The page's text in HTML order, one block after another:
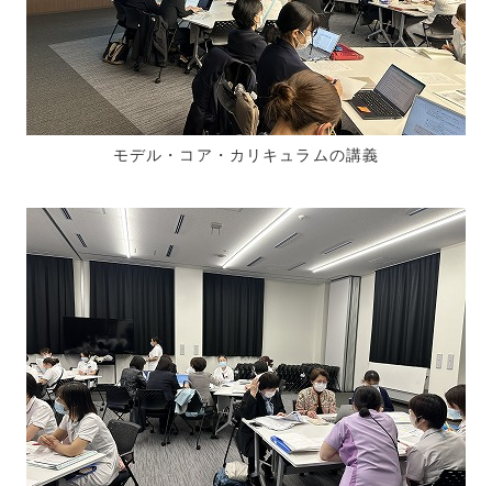
モデル・コア・カリキュラムの講義